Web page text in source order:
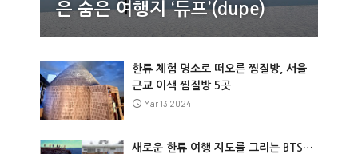
은 숨은 여행지 ‘듀프’(dupe)
한류 체험 명소로 떠오른 찜질방, 서울
근교 이색 찜질방 5곳
Mar 13 2024
새로운 한류 여행 지도를 그리는 BTS…